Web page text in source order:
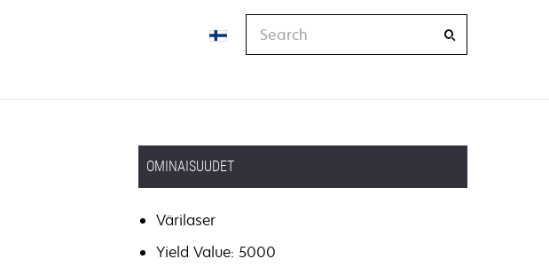
OMINAISUUDET
Värilaser
Yield Value: 5000